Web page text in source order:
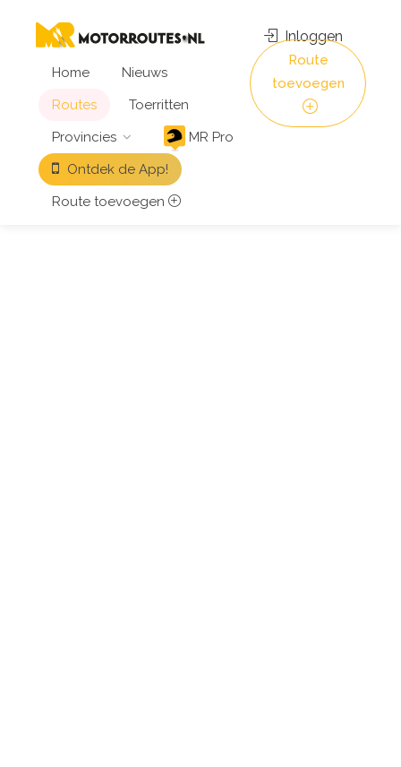
Home
Nieuws
Routes
Toerritten
Provincies
MR Pro
Ontdek de App!
Route toevoegen
Inloggen
Route
toevoegen